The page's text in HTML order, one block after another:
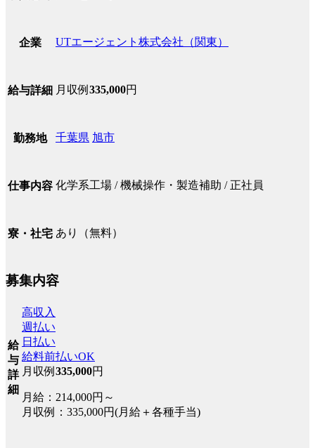
企業 UTエージェント株式会社（関東）
給与詳細 月収例 335,000円
勤務地 千葉県 旭市
仕事内容 化学系工場 / 機械操作・製造補助 / 正社員
寮・社宅 あり（無料）
募集内容
給
与
詳
細
高収入
週払い
日払い
給料前払いOK
月収例 335,000円
月給：214,000円～
月収例：335,000円(月給＋各種手当)